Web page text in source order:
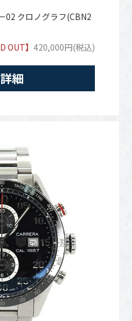
02 クロノグラフ(CBN2
OUT】420,000円(税込)
細